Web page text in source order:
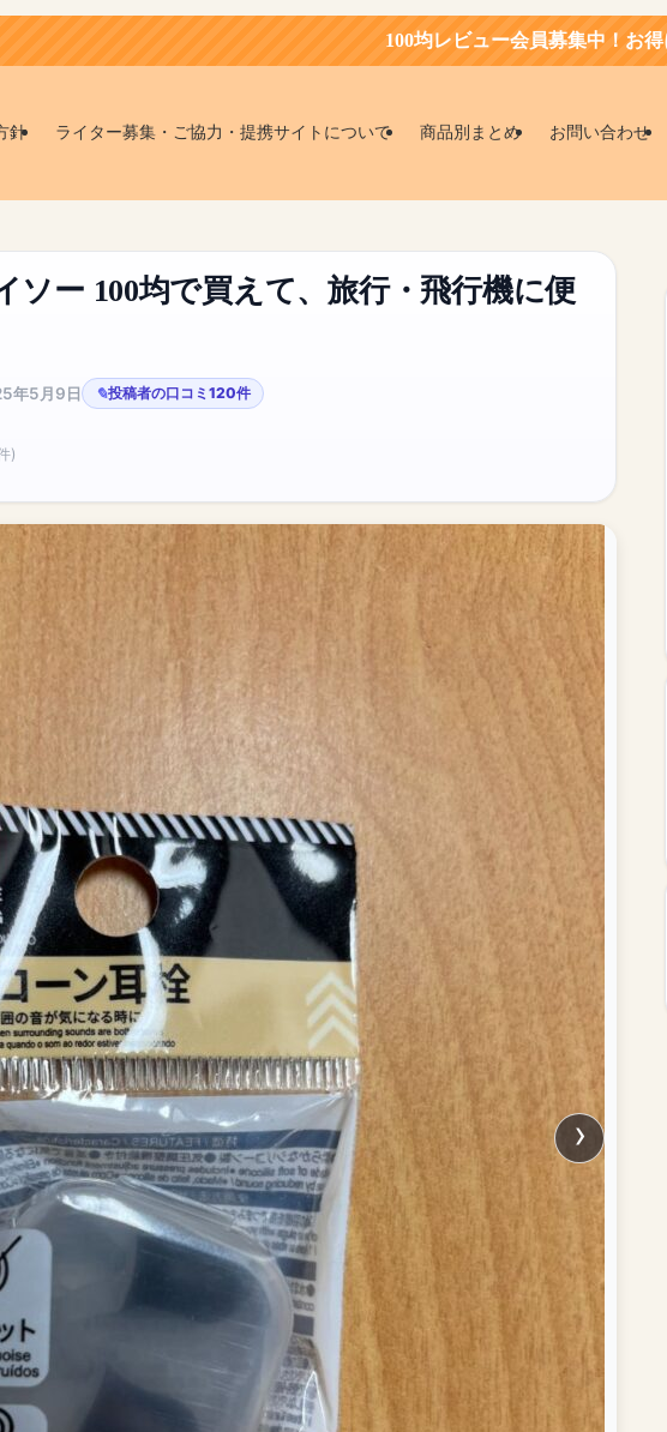
100均レビュー会員募集中！お得にお買い物しよう！
針 ライター募集・ご協力・提携サイトについて 商品別まとめ お問い合わせ
ソー 100均で買えて、旅行・飛行機に便
年5月9日 投稿者の口コミ120件
)